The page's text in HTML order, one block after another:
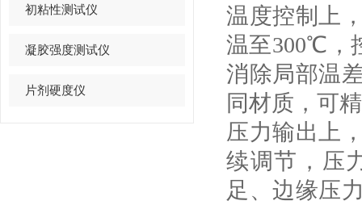
初粘性测试仪
凝胶强度测试仪
片剂硬度仪
温度控制上
温至300℃，
消除局部温
同材质，可
压力输出上
续调节，压
足、边缘压